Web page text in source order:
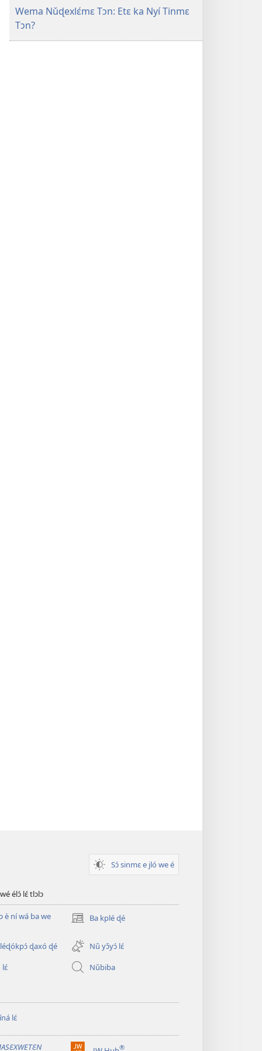
Gbɔn É
Wema Nǔɖexlɛ́mɛ Tɔn: Etɛ ka Nyí Tinmɛ
Tɔn?
Sɔ́ sinmɛ e jló we é
élɔ́ lɛ́ tlɔlɔ
è ní wá ba we
Ba kplé ɖé
(opens
window)
ɖaxó ɖé
Nǔ yɔ̌yɔ́ lɛ́
lɛ́
Nǔbiba
lɛ́
®